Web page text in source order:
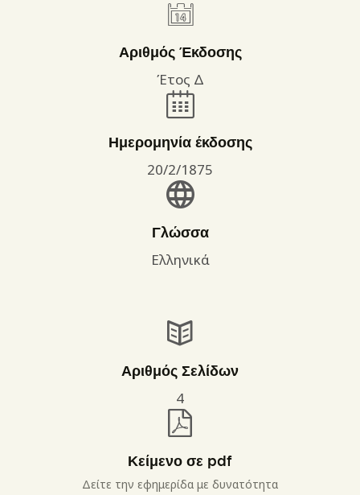
Αριθμός Έκδοσης
Έτος Δ
Ημερομηνία έκδοσης
20/2/1875
Γλώσσα
Ελληνικά
Αριθμός Σελίδων
4
Κείμενο σε pdf
Δείτε την εφημερίδα με δυνατότητα